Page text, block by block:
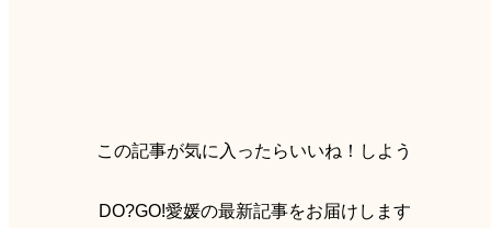
この記事が気に入ったらいいね！しよう
DO?GO!愛媛の最新記事をお届けします